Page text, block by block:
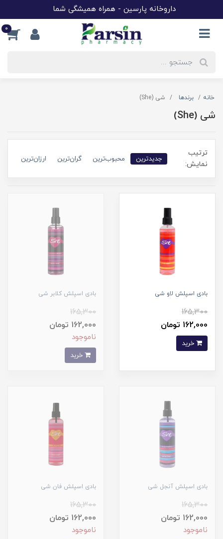
داروخانه پارسین - همراه همیشگی شما
0
خانه برندها شی (She)
شی (She)
ترتیب
نمایش:
جدیدترین محبوب‌ترین گران‌ترین ارزان‌ترین
بادی اسپلش لاو شی
165,300
162,000 تومان
بادی اسپلش کلابر شی
165,300
162,000 تومان
ناموجود
بادی اسپلش آنجل شی
165,300
162,000 تومان
ناموجود
بادی اسپلش فان شی
165,300
162,000 تومان
ناموجود